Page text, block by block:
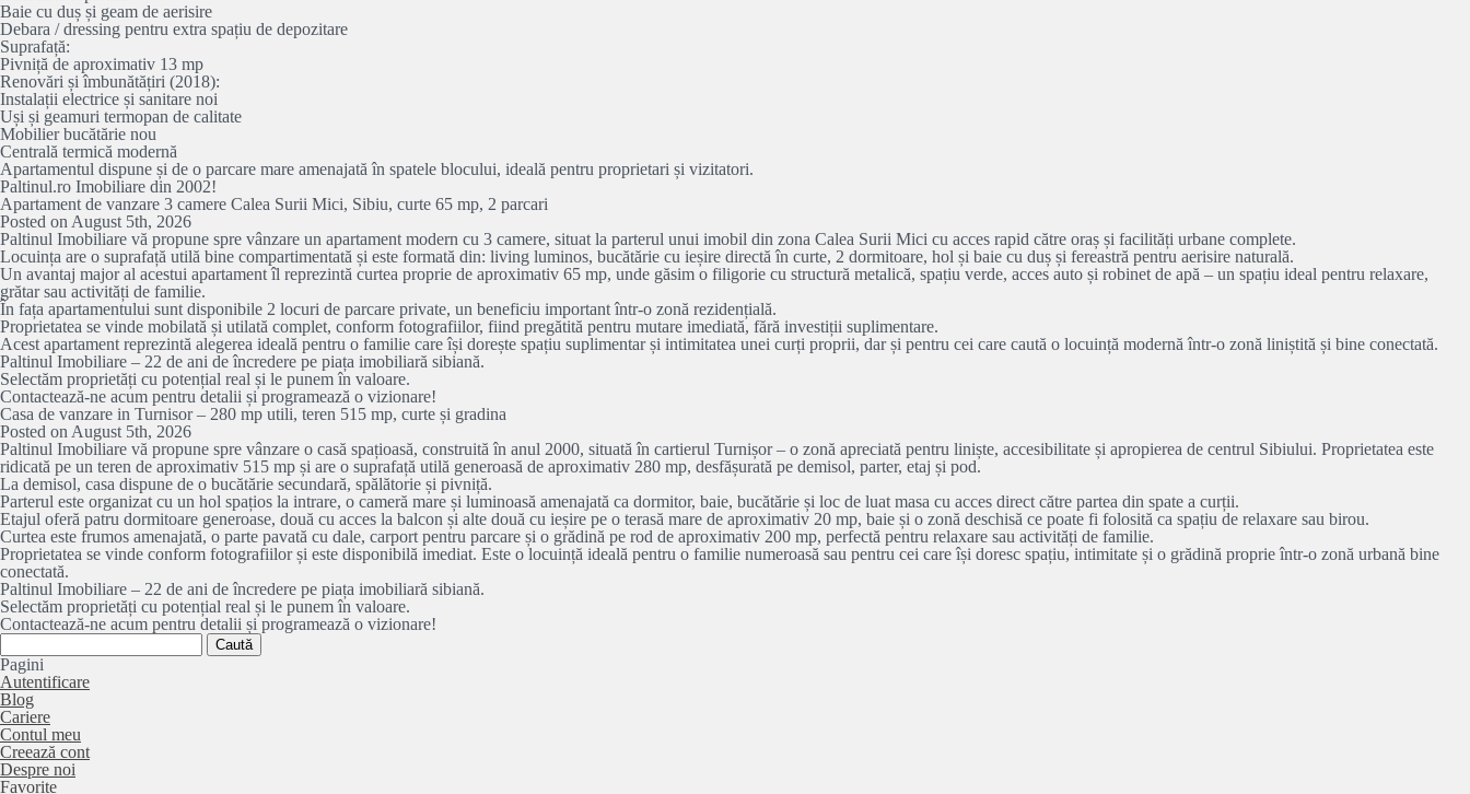
Baie cu duș și geam de aerisire
Debara / dressing pentru extra spațiu de depozitare
Suprafață:
Pivniță de aproximativ 13 mp
Renovări și îmbunătățiri (2018):
Instalații electrice și sanitare noi
Uși și geamuri termopan de calitate
Mobilier bucătărie nou
Centrală termică modernă
Apartamentul dispune și de o parcare mare amenajată în spatele blocului, ideală pentru proprietari și vizitatori.
Paltinul.ro Imobiliare din 2002!
Apartament de vanzare 3 camere Calea Surii Mici, Sibiu, curte 65 mp, 2 parcari
Posted on August 5th, 2026
Paltinul Imobiliare vă propune spre vânzare un apartament modern cu 3 camere, situat la parterul unui imobil din zona Calea Surii Mici cu acces rapid către oraș și facilități urbane complete.
Locuința are o suprafață utilă bine compartimentată și este formată din: living luminos, bucătărie cu ieșire directă în curte, 2 dormitoare, hol și baie cu duș și fereastră pentru aerisire naturală.
Un avantaj major al acestui apartament îl reprezintă curtea proprie de aproximativ 65 mp, unde găsim o filigorie cu structură metalică, spațiu verde, acces auto și robinet de apă – un spațiu ideal pentru relaxare,
grătar sau activități de familie.
În fața apartamentului sunt disponibile 2 locuri de parcare private, un beneficiu important într-o zonă rezidențială.
Proprietatea se vinde mobilată și utilată complet, conform fotografiilor, fiind pregătită pentru mutare imediată, fără investiții suplimentare.
Acest apartament reprezintă alegerea ideală pentru o familie care își dorește spațiu suplimentar și intimitatea unei curți proprii, dar și pentru cei care caută o locuință modernă într-o zonă liniștită și bine conectată.
Paltinul Imobiliare – 22 de ani de încredere pe piața imobiliară sibiană.
Selectăm proprietăți cu potențial real și le punem în valoare.
Contactează-ne acum pentru detalii și programează o vizionare!
Casa de vanzare in Turnisor – 280 mp utili, teren 515 mp, curte și gradina
Posted on August 5th, 2026
Paltinul Imobiliare vă propune spre vânzare o casă spațioasă, construită în anul 2000, situată în cartierul Turnișor – o zonă apreciată pentru liniște, accesibilitate și apropierea de centrul Sibiului. Proprietatea este
ridicată pe un teren de aproximativ 515 mp și are o suprafață utilă generoasă de aproximativ 280 mp, desfășurată pe demisol, parter, etaj și pod.
La demisol, casa dispune de o bucătărie secundară, spălătorie și pivniță.
Parterul este organizat cu un hol spațios la intrare, o cameră mare și luminoasă amenajată ca dormitor, baie, bucătărie și loc de luat masa cu acces direct către partea din spate a curții.
Etajul oferă patru dormitoare generoase, două cu acces la balcon și alte două cu ieșire pe o terasă mare de aproximativ 20 mp, baie și o zonă deschisă ce poate fi folosită ca spațiu de relaxare sau birou.
Curtea este frumos amenajată, o parte pavată cu dale, carport pentru parcare și o grădină pe rod de aproximativ 200 mp, perfectă pentru relaxare sau activități de familie.
Proprietatea se vinde conform fotografiilor și este disponibilă imediat. Este o locuință ideală pentru o familie numeroasă sau pentru cei care își doresc spațiu, intimitate și o grădină proprie într-o zonă urbană bine
conectată.
Paltinul Imobiliare – 22 de ani de încredere pe piața imobiliară sibiană.
Selectăm proprietăți cu potențial real și le punem în valoare.
Contactează-ne acum pentru detalii și programează o vizionare!
Caută
după:
Pagini
Autentificare
Blog
Cariere
Contul meu
Creează cont
Despre noi
Favorite